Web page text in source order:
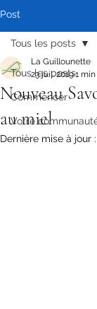
Post
Tous les posts
Commencer
Votre
Tous les posts
Nouveau
au miel
La Guillounette
23 juil. 20191
Dernière mise à jour :